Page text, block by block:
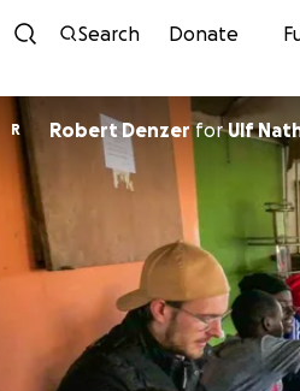
Search Donate
R Robert DenzerforUlf